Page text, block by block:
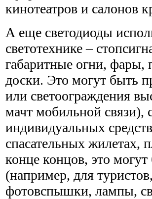
кинотеатров и салонов
А еще светодиоды
светотехнике –
габаритные огни, фары,
доски. Это могут быть
или светоограждения
мачт мобильной связи),
индивидуальных
спасательных жилетах,
конце концов, это
(например, для
фотовспышки, лампы,